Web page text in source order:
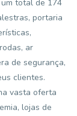
total de 174
portaria
ar
de segurança,
clientes.
vasta oferta
lojas de